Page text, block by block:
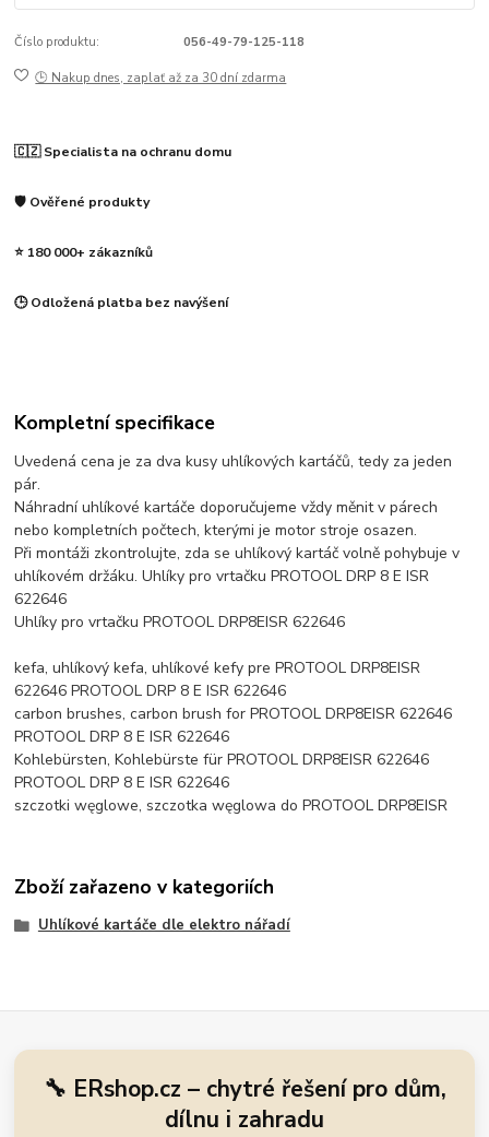
Číslo produktu: 056-49-79-125-118
🕒 Nakup dnes, zaplať až za 30 dní zdarma
🇨🇿 Specialista na ochranu domu
🛡️ Ověřené produkty
⭐ 180 000+ zákazníků
🕒 Odložená platba bez navýšení
Kompletní specifikace
Uvedená cena je za dva kusy uhlíkových kartáčů, tedy za jeden
pár.
Náhradní uhlíkové kartáče doporučujeme vždy měnit v párech
nebo kompletních počtech, kterými je motor stroje osazen.
Při montáži zkontrolujte, zda se uhlíkový kartáč volně pohybuje v
uhlíkovém držáku. Uhlíky pro vrtačku PROTOOL DRP 8 E ISR
622646
Uhlíky pro vrtačku PROTOOL DRP8EISR 622646
kefa, uhlíkový kefa, uhlíkové kefy pre PROTOOL DRP8EISR
622646 PROTOOL DRP 8 E ISR 622646
carbon brushes, carbon brush for PROTOOL DRP8EISR 622646
PROTOOL DRP 8 E ISR 622646
Kohlebürsten, Kohlebürste für PROTOOL DRP8EISR 622646
PROTOOL DRP 8 E ISR 622646
szczotki węglowe, szczotka węglowa do PROTOOL DRP8EISR
Zboží zařazeno v kategoriích
Uhlíkové kartáče dle elektro nářadí
🔧 ERshop.cz – chytré řešení pro dům,
dílnu i zahradu